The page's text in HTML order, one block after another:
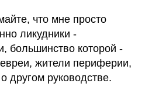
что мне просто
ликудники -
большинство которой -
жители периферии,
другом руководстве.